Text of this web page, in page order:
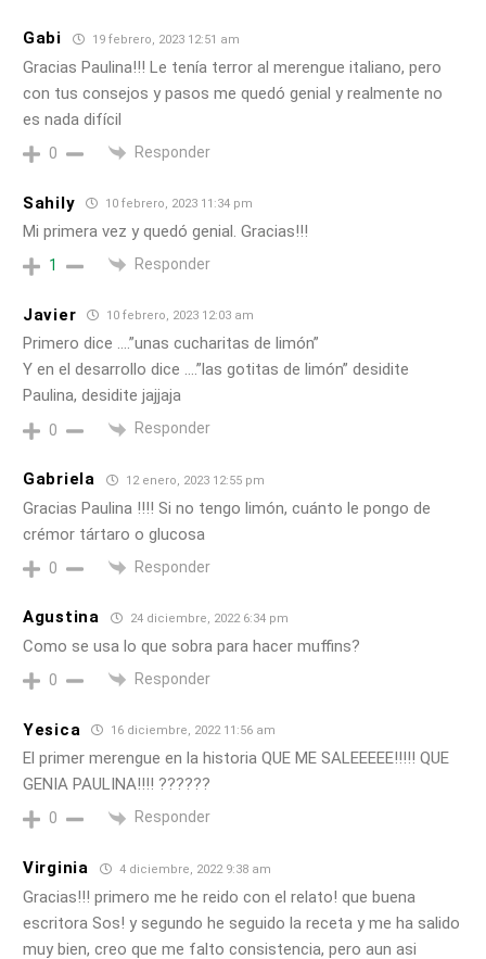
Gabi 19 febrero, 2023 12:51 am
Gracias Paulina!!! Le tenía terror al merengue italiano, pero
con tus consejos y pasos me quedó genial y realmente no
es nada difícil
0 Responder
Sahily 10 febrero, 2023 11:34 pm
Mi primera vez y quedó genial. Gracias!!!
1 Responder
Javier 10 febrero, 2023 12:03 am
Primero dice ….”unas cucharitas de limón”
Y en el desarrollo dice ….”las gotitas de limón” desidite
Paulina, desidite jajjaja
0 Responder
Gabriela 12 enero, 2023 12:55 pm
Gracias Paulina !!!! Si no tengo limón, cuánto le pongo de
crémor tártaro o glucosa
0 Responder
Agustina 24 diciembre, 2022 6:34 pm
Como se usa lo que sobra para hacer muffins?
0 Responder
Yesica 16 diciembre, 2022 11:56 am
El primer merengue en la historia QUE ME SALEEEEE!!!!! QUE
GENIA PAULINA!!!! ??????
0 Responder
Virginia 4 diciembre, 2022 9:38 am
Gracias!!! primero me he reido con el relato! que buena
escritora Sos! y segundo he seguido la receta y me ha salido
muy bien, creo que me falto consistencia, pero aun asi